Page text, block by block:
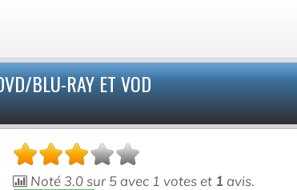
BLU-RAY ET VOD
Noté 3.0sur5 avec 1 votes et 1 avis.